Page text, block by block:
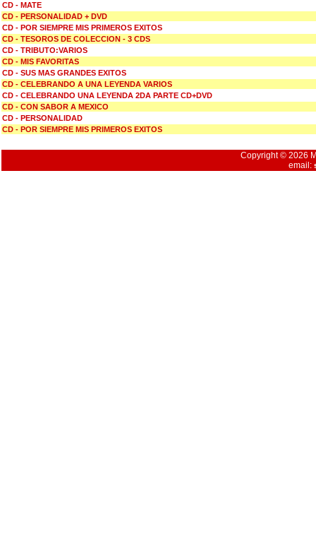
CD - MATE
CD - PERSONALIDAD + DVD
CD - POR SIEMPRE MIS PRIMEROS EXITOS
CD - TESOROS DE COLECCION - 3 CDS
CD - TRIBUTO:VARIOS
CD - MIS FAVORITAS
CD - SUS MAS GRANDES EXITOS
CD - CELEBRANDO A UNA LEYENDA VARIOS
CD - CELEBRANDO UNA LEYENDA 2DA PARTE CD+DVD
CD - CON SABOR A MEXICO
CD - PERSONALIDAD
CD - POR SIEMPRE MIS PRIMEROS EXITOS
Copyright © 2026
email: